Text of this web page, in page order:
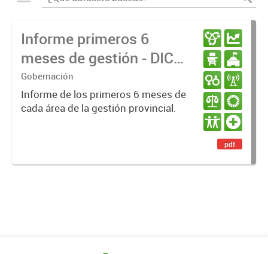
Informe primeros 6
meses de gestión - DIC
23 / JUN 24
Gobernación
Informe de los primeros 6 meses de
cada área de la gestión provincial.
pdf